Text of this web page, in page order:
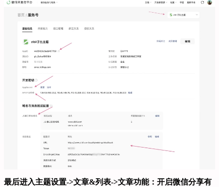
最后进入主题设置->文章&列表->文章功能：开启微信分享有